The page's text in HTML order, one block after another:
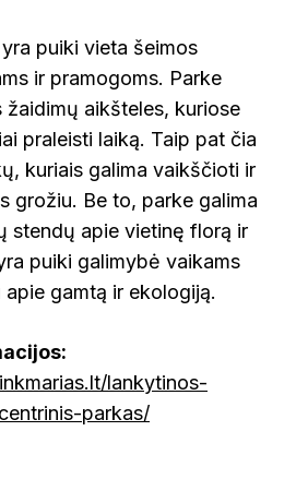
puiki vieta šeimos
ir pramogoms. Parke
žaidimų aikšteles, kuriose
praleisti laiką. Taip pat čia
kuriais galima vaikščioti ir
grožiu. Be to, parke galima
stendų apie vietinę florą ir
puiki galimybė vaikams
gamtą ir ekologiją.
lankytinos-
parkas/